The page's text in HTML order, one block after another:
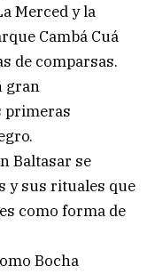
Merced y la
Cambá Cuá
de comparsas.
gran
primeras
Baltasar se
y sus rituales que
como forma de
Bocha